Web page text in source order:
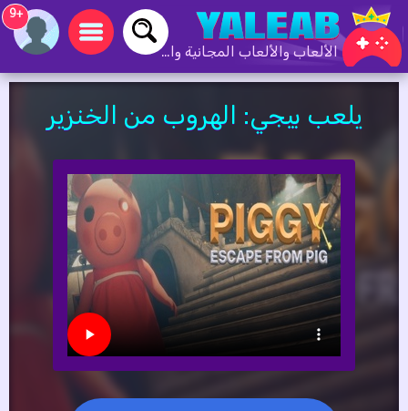
الألعاب والألعاب المجانية والألعاب عبر الإنترنت
+9
يلعب بيجي: الهروب من الخنزير